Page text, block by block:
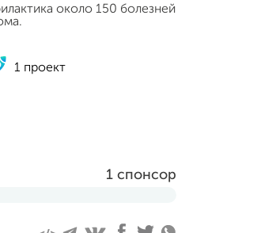
около 150 болезней
1 проект
1 спонсор